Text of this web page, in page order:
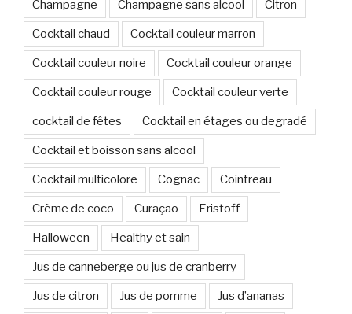
Champagne Champagne sans alcool Citron
Cocktail chaud Cocktail couleur marron
Cocktail couleur noire Cocktail couleur orange
Cocktail couleur rouge Cocktail couleur verte
cocktail de fêtes Cocktail en étages ou degradé
Cocktail et boisson sans alcool
Cocktail multicolore Cognac Cointreau
Crème de coco Curaçao Eristoff
Halloween Healthy et sain
Jus de canneberge ou jus de cranberry
Jus de citron Jus de pomme Jus d’ananas